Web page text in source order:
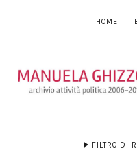
HOME
FILTRO DI